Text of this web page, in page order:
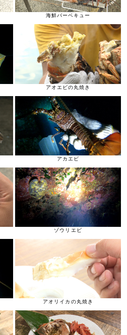
海鮮バーベキュー
アオエビの丸焼き
アカエビ
ゾウリエビ
アオリイカの丸焼き